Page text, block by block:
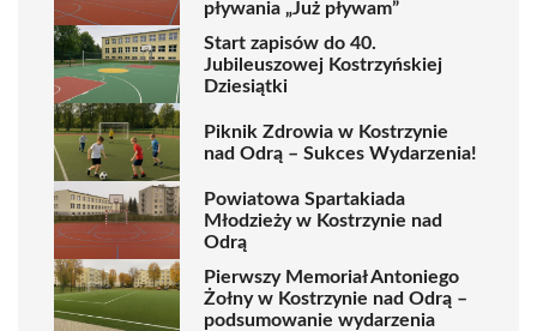
pływania „Już pływam”
Start zapisów do 40.
Jubileuszowej Kostrzyńskiej
Dziesiątki
Piknik Zdrowia w Kostrzynie
nad Odrą – Sukces Wydarzenia!
Powiatowa Spartakiada
Młodzieży w Kostrzynie nad
Odrą
Pierwszy Memoriał Antoniego
Żołny w Kostrzynie nad Odrą –
podsumowanie wydarzenia